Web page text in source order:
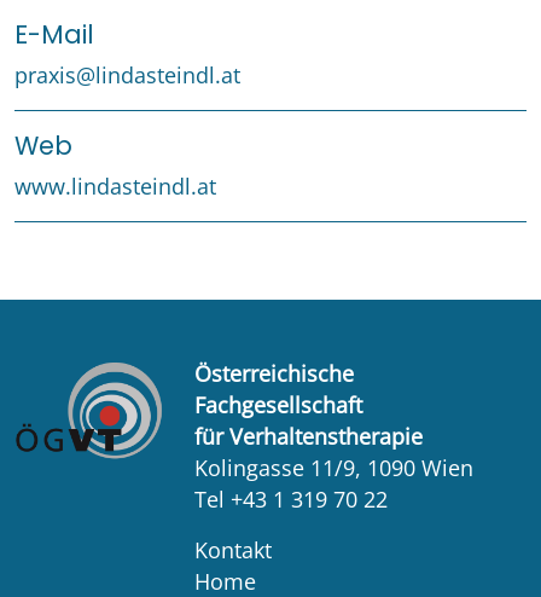
E-Mail
praxis@lindasteindl.at
Web
www.lindasteindl.at
Österreichische
Fachgesellschaft
für Verhaltenstherapie
Kolingasse 11/9, 1090 Wien
Tel +43 1 319 70 22
Kontakt
Home